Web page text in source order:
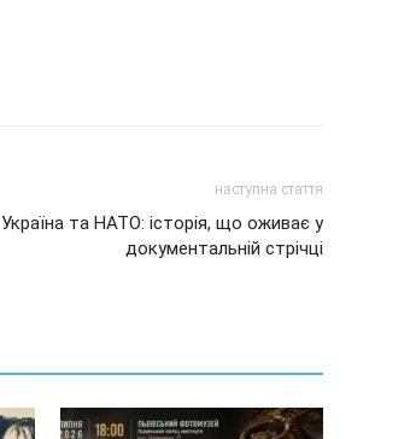
наступна стаття
Україна та НАТО: історія, що оживає у
документальній стрічці